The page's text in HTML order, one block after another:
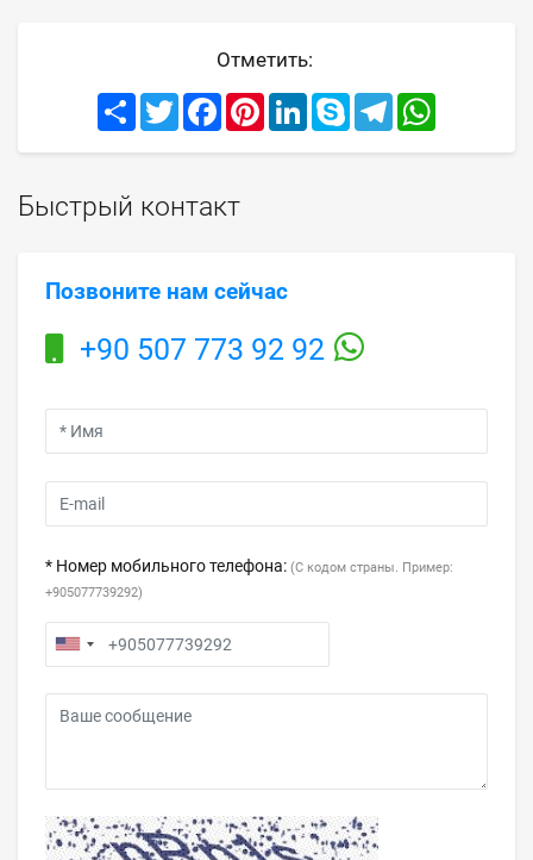
Отметить:
Share TwitterFacebookPinterestLinkedInSkype Telegram
Быстрый контакт
Позвоните нам сейчас
+90 507 773 92 92
* Номер мобильного телефона: (С кодом страны. Пример:
+905077739292)